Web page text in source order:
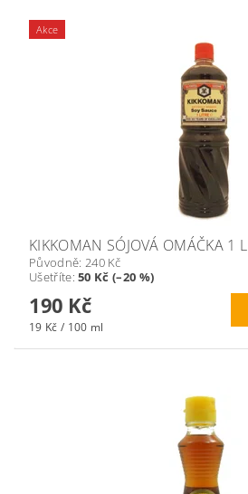
Akce
KIKKOMAN SÓJOVÁ OMÁČKA 1 L
Původně: 240 Kč
Ušetříte:50 Kč (–20 %)
190 Kč
19 Kč / 100 ml